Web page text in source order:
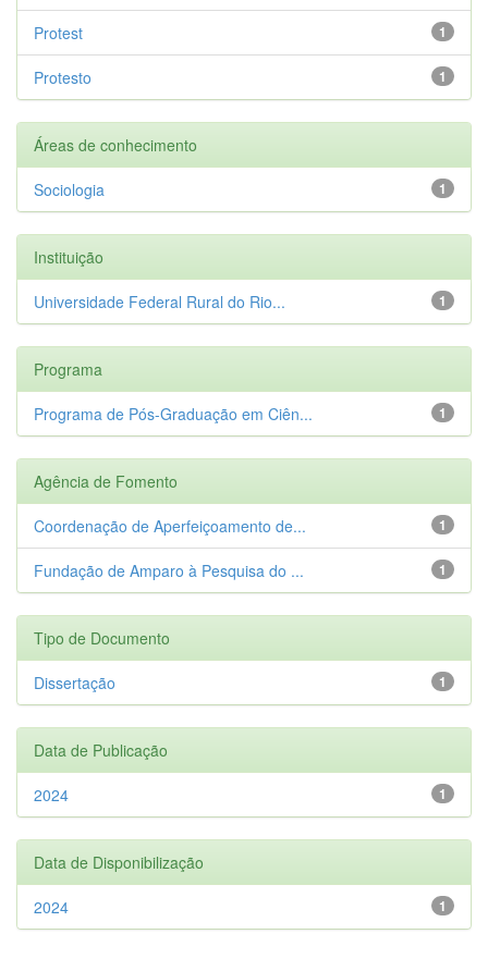
1
Protest
1
Protesto
Áreas de conhecimento
1
Sociologia
Instituição
1
Universidade Federal Rural do Rio...
Programa
1
Programa de Pós-Graduação em Ciên...
Agência de Fomento
1
Coordenação de Aperfeiçoamento de...
1
Fundação de Amparo à Pesquisa do ...
Tipo de Documento
1
Dissertação
Data de Publicação
1
2024
Data de Disponibilização
1
2024